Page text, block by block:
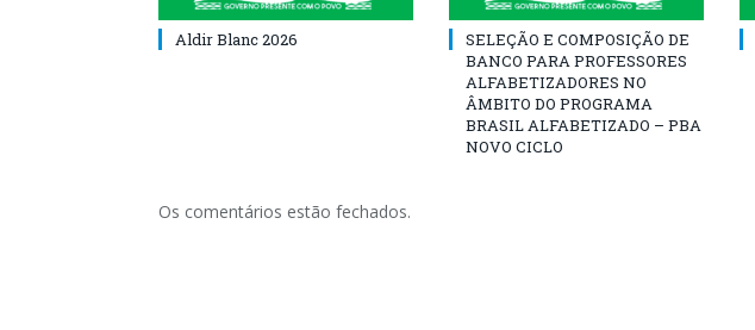
Aldir Blanc 2026
SELEÇÃO E COMPOSIÇÃO DE
BANCO PARA PROFESSORES
ALFABETIZADORES NO
ÂMBITO DO PROGRAMA
BRASIL ALFABETIZADO – PBA
NOVO CICLO
Os comentários estão fechados.